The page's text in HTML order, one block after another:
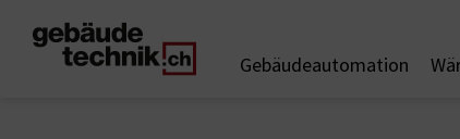
Gebäudeautomation